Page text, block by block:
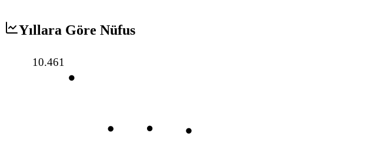
Yıllara Göre Nüfus
10.461